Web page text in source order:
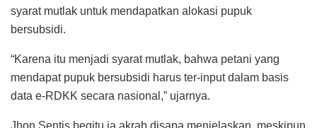
syarat mutlak untuk mendapatkan alokasi pupuk
bersubsidi.
“Karena itu menjadi syarat mutlak, bahwa petani yang
mendapat pupuk bersubsidi harus ter-input dalam basis
data e-RDKK secara nasional,” ujarnya.
Jhon Sentis begitu ia akrab disapa menjelaskan, meskipun